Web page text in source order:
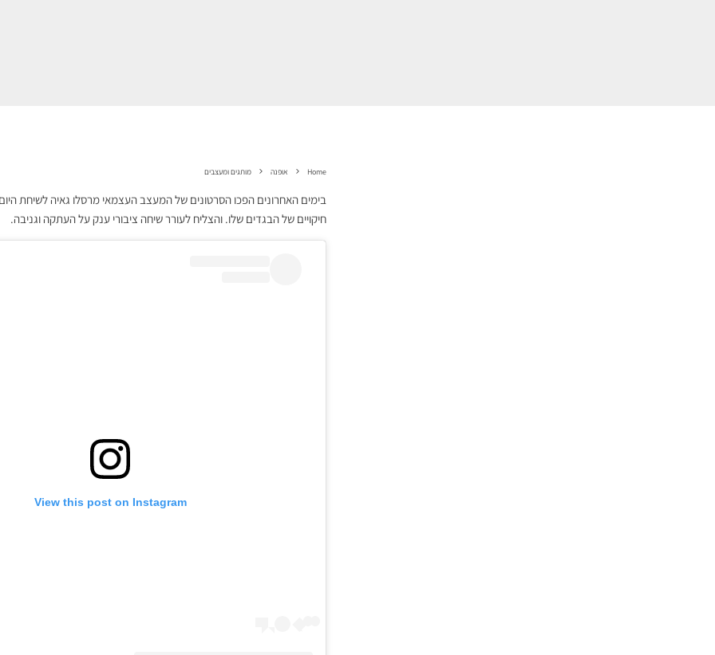
Home אופנה מותגים ומעצבים
בימים האחרונים הפכו הסרטונים של המעצב העצמאי מרסלו גאיה לשיחת
חיקויים של הבגדים שלו. והצליח לעורר שיחה ציבורי ענק על העתקה וגניבה.
View this post on Instagram